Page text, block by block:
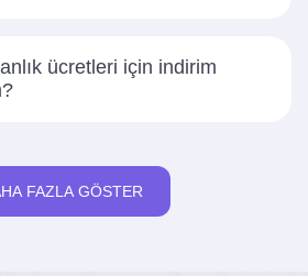
ücretleri için indirim
FAZLA GÖSTER